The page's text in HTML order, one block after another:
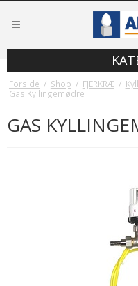
Forside / Shop / FJERKRÆ /
Gas Kyllingemødre
GAS